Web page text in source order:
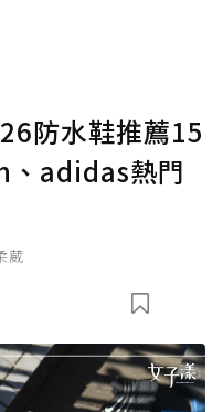
防水鞋推薦15
adidas熱門
葳